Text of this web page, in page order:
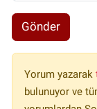
Gönder
Yorum yazarak
bulunuyor ve